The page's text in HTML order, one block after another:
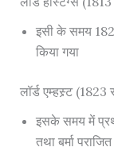
इसी के समय
किया गया
लॉर्ड एम्हस्र्ट
इसके समय में
तथा बर्मा